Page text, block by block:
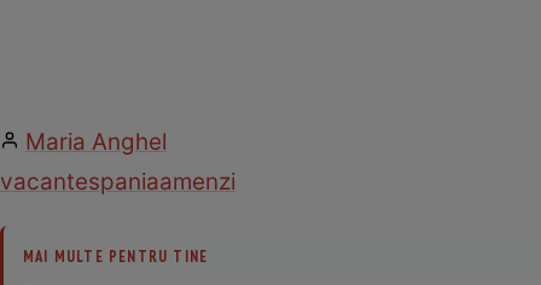
Maria Anghel
vacantespaniaamenzi
MAI MULTE PENTRU TINE